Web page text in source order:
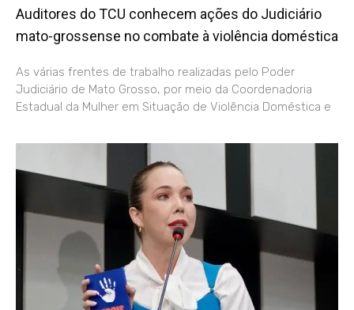
Auditores do TCU conhecem ações do Judiciário
mato-grossense no combate à violência doméstica
As várias frentes de trabalho realizadas pelo Poder
Judiciário de Mato Grosso, por meio da Coordenadoria
Estadual da Mulher em Situação de Violência Doméstica e